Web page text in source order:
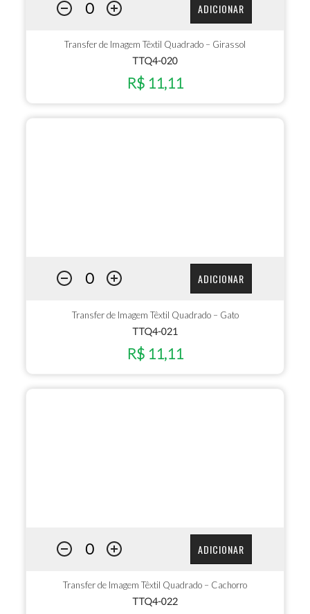
ADICIONAR
Transfer de Imagem Têxtil Quadrado – Girassol
TTQ4-020
R$ 11,11
ADICIONAR
Transfer de Imagem Têxtil Quadrado – Gato
TTQ4-021
R$ 11,11
ADICIONAR
Transfer de Imagem Têxtil Quadrado – Cachorro
TTQ4-022